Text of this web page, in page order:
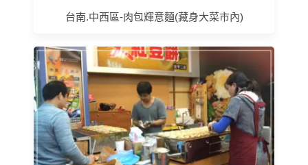
台南.中西區-肉包輝意麵(藏身大菜市內)